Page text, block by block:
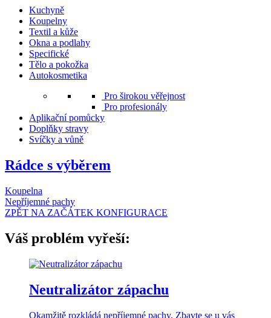
Kuchyně
Koupelny
Textil a kůže
Okna a podlahy
Specifické
Tělo a pokožka
Autokosmetika
Pro širokou věřejnost
Pro profesionály
Aplikační pomůcky
Doplňky stravy
Svíčky a vůně
Rádce s výběrem
Koupelna
Nepříjemné pachy
ZPĚT NA ZAČÁTEK KONFIGURACE
Váš problém vyřeší:
Neutralizátor zápachu
Okamžitě rozkládá nepříjemné pachy. Zbavte se u vás